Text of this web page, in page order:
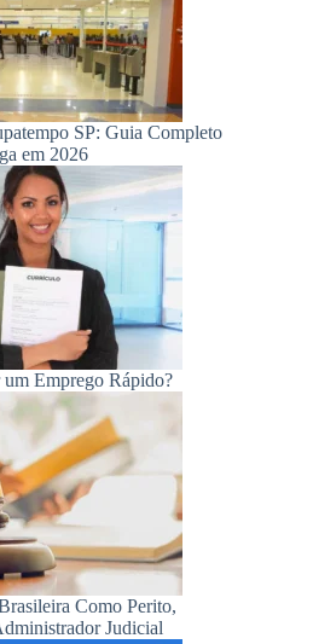
SP: Guia Completo
em 2026
Emprego Rápido?
Como Perito,
Judicial